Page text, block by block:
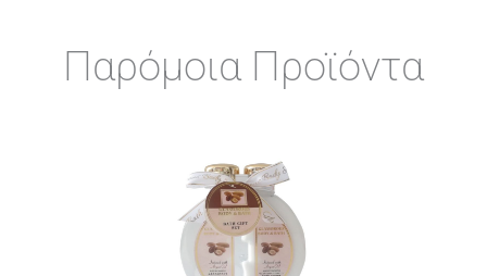
ημερών
Αποστολή σε νησιωτικούς προορισμούς εντός 1-3 εργάσιμων
Σε περίπτωση που δεν είστε απόλυτα ικανοποιημένοι από το
προϊόν ή το σύνολο της παραγγελίας σας, είμαστε στην
ευχάριστη θέση να σας προσφέρουμε επιστροφή προϊόντων
εντός 14 ημερών από την ημερομηνία που τα παραλάβατε,
ακολουθώντας την διαδικασία που αναγράφεται
Παρόμοια Προϊόντα